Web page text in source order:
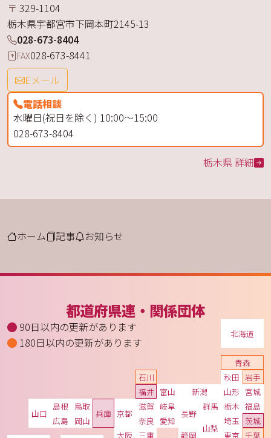
〒 329-1104
栃木県宇都宮市下岡本町2145-13
028-673-8404
FAX028-673-8441
Eメール
電話相談
水曜日(祝日を除く) 10:00～15:00
028-673-8404
栃木県 詳細
ホーム 記事 お知らせ
都道府県連・関係団体
90日以内の更新があります
180日以内の更新があります
北海道
青森
岩手
宮城
秋田
山形
福島
茨城
栃木
群馬
埼玉
千葉
東京
新潟
富山
石川
福井
山梨
長野
岐阜
静岡
愛知
三重
滋賀
京都
大阪
兵庫
奈良
鳥取
島根
岡山
広島
山口